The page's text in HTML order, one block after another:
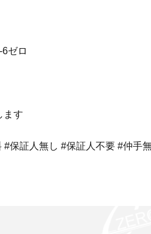
ゼロ
ます
保証人無し #保証人不要 #仲手